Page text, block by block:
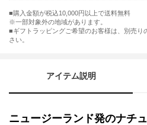
購入金額が税込10,000円以上で送料無料
※一部対象外の地域があります。
ギフトラッピングご希望のお客様は、別売
さい。
アイテム説明
ニュージーランド発のナチ